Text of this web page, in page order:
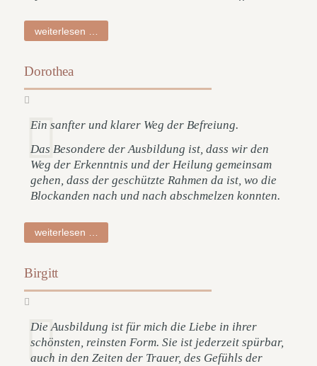
weiterlesen …
Dorothea
Ein sanfter und klarer Weg der Befreiung.
Das Besondere der Ausbildung ist, dass wir den
Weg der Erkenntnis und der Heilung gemeinsam
gehen, dass der geschützte Rahmen da ist, wo die
Blockanden nach und nach abschmelzen konnten.
weiterlesen …
Birgitt
Die Ausbildung ist für mich die Liebe in ihrer
schönsten, reinsten Form. Sie ist jederzeit spürbar,
auch in den Zeiten der Trauer, des Gefühls der